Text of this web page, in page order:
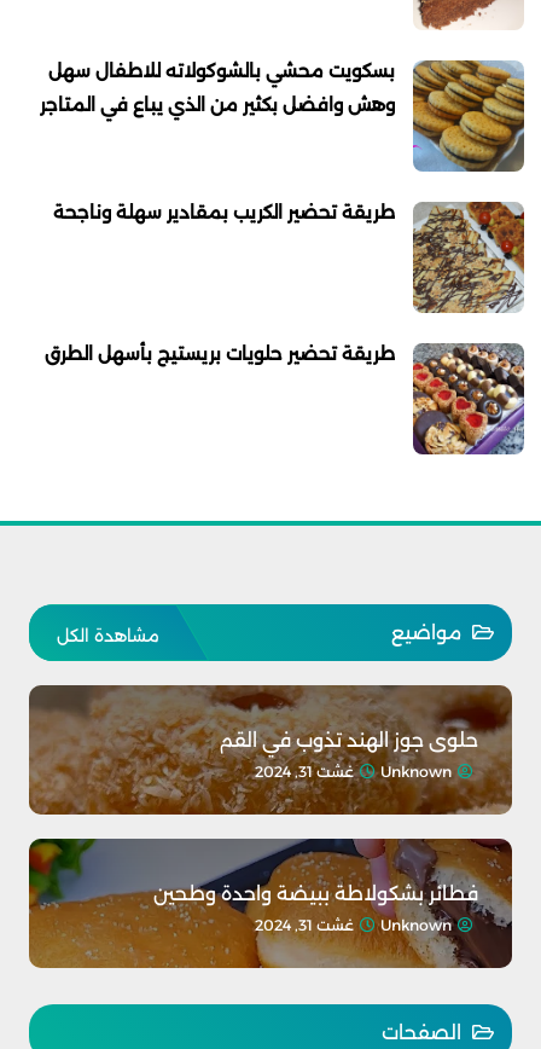
بسكويت محشي بالشوكولاته للاطفال سهل
وهش وافضل بكثير من الذي يباع في المتاجر
طريقة تحضير الكريب بمقادير سهلة وناجحة
طريقة تحضير حلويات بريستيج بأسهل الطرق
مشاهدة الكل مواضيع
حلوى جوز الهند تذوب في القم
Unknown غشت 31, 2024
فطائر بشكولاطة ببيضة واحدة وطحين
Unknown غشت 31, 2024
الصفحات